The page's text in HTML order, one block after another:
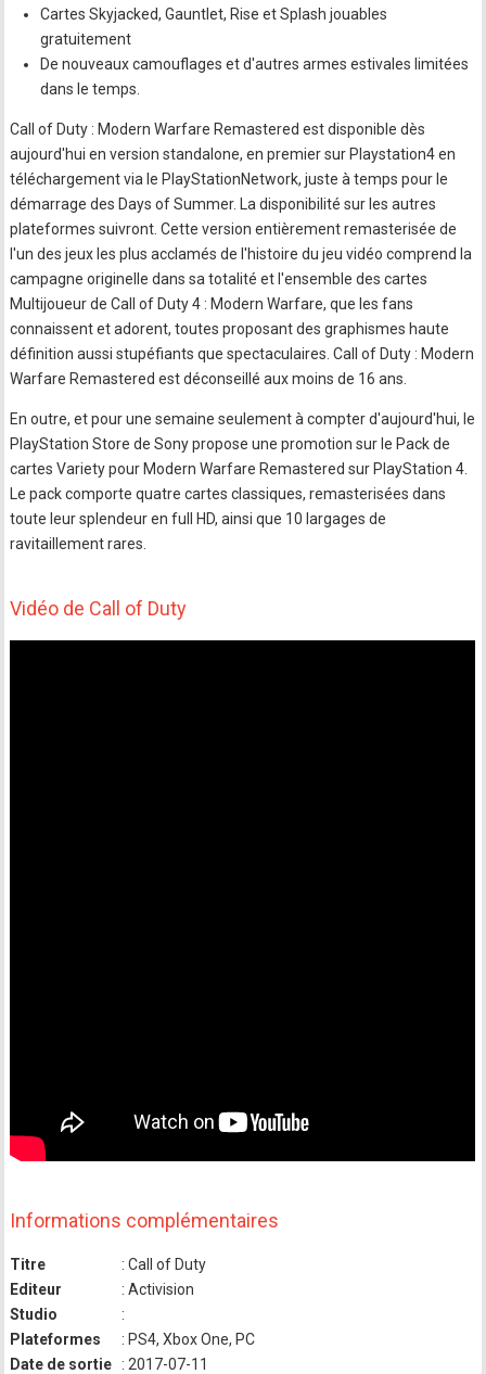
Cartes Skyjacked, Gauntlet, Rise et Splash jouables
gratuitement
De nouveaux camouflages et d'autres armes estivales limitées
dans le temps.
Call of Duty : Modern Warfare Remastered est disponible dès
aujourd'hui en version standalone, en premier sur Playstation4 en
téléchargement via le PlayStationNetwork, juste à temps pour le
démarrage des Days of Summer. La disponibilité sur les autres
plateformes suivront. Cette version entièrement remasterisée de
l'un des jeux les plus acclamés de l'histoire du jeu vidéo comprend la
campagne originelle dans sa totalité et l'ensemble des cartes
Multijoueur de Call of Duty 4 : Modern Warfare, que les fans
connaissent et adorent, toutes proposant des graphismes haute
définition aussi stupéfiants que spectaculaires. Call of Duty : Modern
Warfare Remastered est déconseillé aux moins de 16 ans.
En outre, et pour une semaine seulement à compter d'aujourd'hui, le
PlayStation Store de Sony propose une promotion sur le Pack de
cartes Variety pour Modern Warfare Remastered sur PlayStation 4.
Le pack comporte quatre cartes classiques, remasterisées dans
toute leur splendeur en full HD, ainsi que 10 largages de
ravitaillement rares.
Vidéo de Call of Duty
Informations complémentaires
Titre
: Call of Duty
Editeur
: Activision
Studio
:
Plateformes
: PS4, Xbox One, PC
Date de sortie
: 2017-07-11